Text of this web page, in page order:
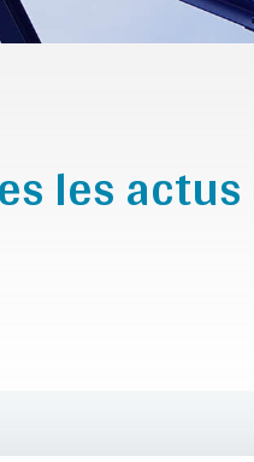
les